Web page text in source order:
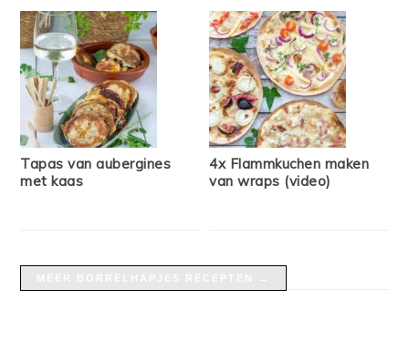
Tapas van aubergines
met kaas
4x Flammkuchen maken
van wraps (video)